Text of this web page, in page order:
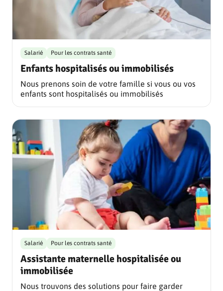
Enfants hospitalisés ou immobilisés
Salarié Pour les contrats santé
Nous prenons soin de votre famille si vous ou vos
enfants sont hospitalisés ou immobilisés
Assistante maternelle hospitalisée ou
immobilisée
Salarié Pour les contrats santé
Nous trouvons des solutions pour faire garder